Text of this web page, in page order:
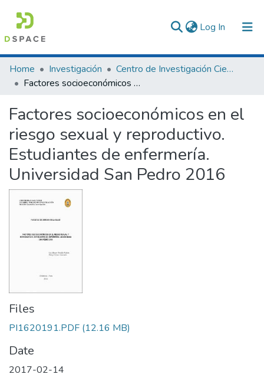
Log In (current)
Communities & Collections
All of DSpace
Statistics
Home Investigación
Centro de Investigación Ciencia de la Salud
Factores socioeconómicos en el riesgo sexual y reproductivo. Estudiantes de enfermería. Universidad San Pedro 2016
Factores socioeconómicos en el
riesgo sexual y reproductivo.
Estudiantes de enfermería.
Universidad San Pedro 2016
Files
PI1620191.PDF (12.16 MB)
Date
2017-02-14